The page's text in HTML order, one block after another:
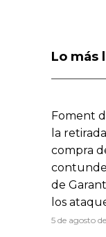
Lo más
Foment
la
compra
de
los
5 de agosto